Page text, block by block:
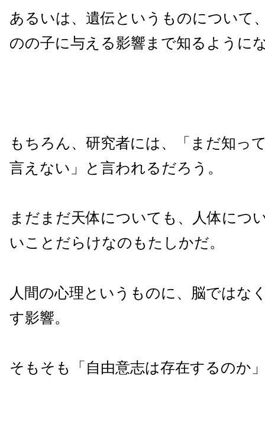
あるいは、遺伝というものについて
のの子に与える影響まで知るように
もちろん、研究者には、「まだ知っ
言えない」と言われるだろう。
まだまだ天体についても、人体につ
いことだらけなのもたしかだ。
人間の心理というものに、脳ではな
す影響。
そもそも「自由意志は存在するのか